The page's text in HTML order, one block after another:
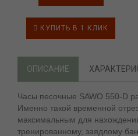
КУПИТЬ В 1 КЛИК
ОПИСАНИЕ
Часы песочные SAWO 550-D
Именно такой временной
максимальным для
тренированному, заядлому